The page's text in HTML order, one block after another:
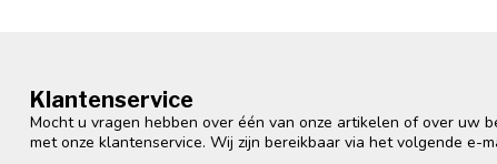
Klantenservice
Mocht u vragen hebben over één van onze artikelen of over uw
met onze klantenservice. Wij zijn bereikbaar via het volgende e-